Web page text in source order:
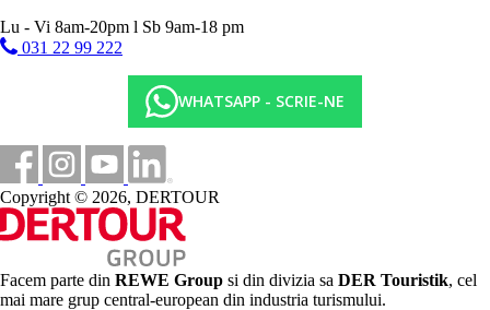
Lu - Vi 8am-20pm l Sb 9am-18 pm
031 22 99 222
WHATSAPP - SCRIE-NE
Copyright © 2026, DERTOUR
Facem parte din REWE Group si din divizia sa DER Touristik, cel
mai mare grup central-european din industria turismului.